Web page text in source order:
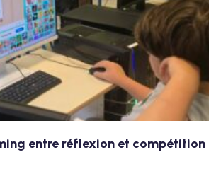
entre réflexion et compétition